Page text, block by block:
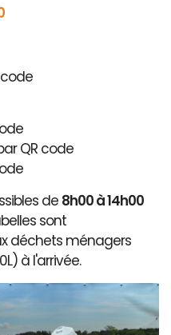
QR code
de 8h00 à 14h00
sont
déchets ménagers
à l'arrivée.